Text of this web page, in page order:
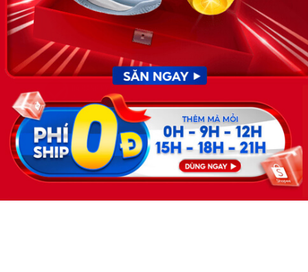
Giấy phép hoạt động dịch vụ
việc làm số 54/2019/SLĐTBXH-
GP do Sở lao động thương
binh và xã hội cấp ngày 30
tháng 12 năm 2019.